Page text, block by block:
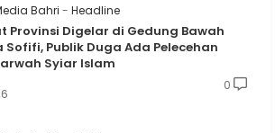
Bahri Headline
Provinsi Digelar di Gedung Bawah
Sofifi, Publik Duga Ada Pelecehan
Syiar Islam
0